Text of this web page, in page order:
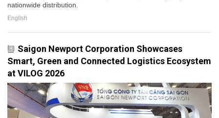
nationwide distribution.
English
Saigon Newport Corporation Showcases
Smart, Green and Connected Logistics Ecosystem
at VILOG 2026